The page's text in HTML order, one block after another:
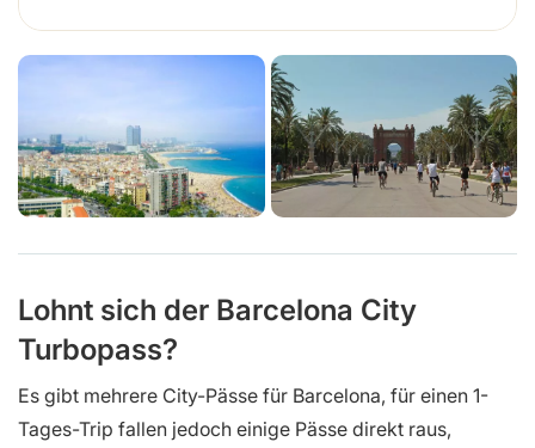
Lohnt sich der Barcelona City
Turbopass?
Es gibt mehrere City-Pässe für Barcelona, für einen 1-
Tages-Trip fallen jedoch einige Pässe direkt raus,